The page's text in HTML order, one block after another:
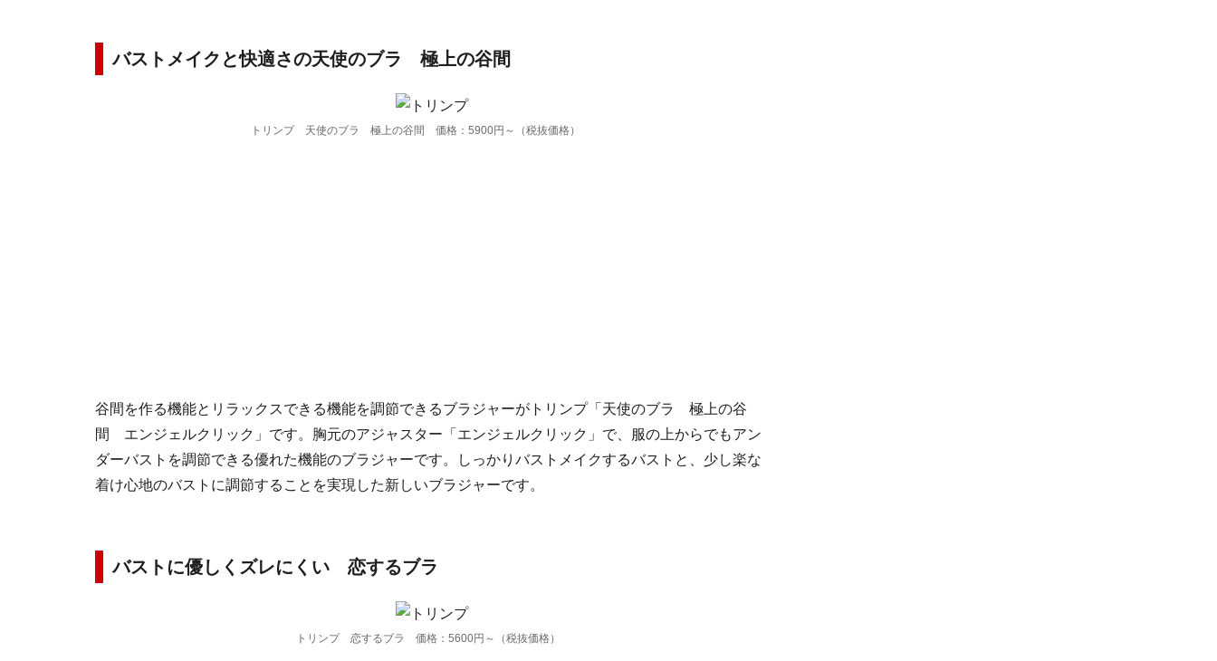
バストメイクと快適さの天使のブラ 極上の谷間
トリンプ 天使のブラ 極上の谷間 価格：5900円～（税抜価格）
谷間を作る機能とリラックスできる機能を調節できるブラジャーがトリンプ「天使のブラ 極上の谷
間 エンジェルクリック」です。胸元のアジャスター「エンジェルクリック」で、服の上からでもアン
ダーバストを調節できる優れた機能のブラジャーです。しっかりバストメイクするバストと、少し楽な
着け心地のバストに調節することを実現した新しいブラジャーです。
バストに優しくズレにくい 恋するブラ
トリンプ 恋するブラ 価格：5600円～（税抜価格）